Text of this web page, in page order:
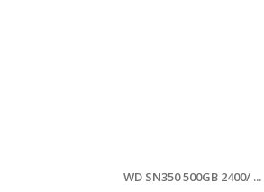
WD SN350 500GB 2400/ ...